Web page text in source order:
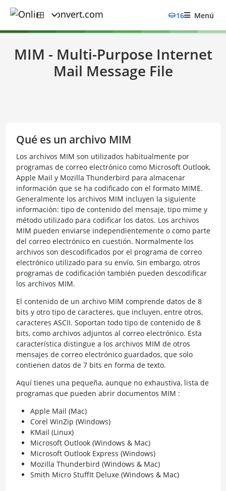
16 Menú
MIM - Multi-Purpose Internet
Mail Message File
Qué es un archivo MIM
Los archivos MIM son utilizados habitualmente por
programas de correo electrónico como Microsoft Outlook,
Apple Mail y Mozilla Thunderbird para almacenar
información que se ha codificado con el formato MIME.
Generalmente los archivos MIM incluyen la siguiente
información: tipo de contenido del mensaje, tipo mime y
método utilizado para codificar los datos. Los archivos
MIM pueden enviarse independientemente o como parte
del correo electrónico en cuestión. Normalmente los
archivos son descodificados por el programa de correo
electrónico utilizado para su envío. Sin embargo, otros
programas de codificación también pueden descodificar
los archivos MIM.
El contenido de un archivo MIM comprende datos de 8
bits y otro tipo de caracteres, que incluyen, entre otros,
caracteres ASCII. Soportan todo tipo de contenido de 8
bits, como archivos adjuntos al correo electrónico. Esta
característica distingue a los archivos MIM de otros
mensajes de correo electrónico guardados, que solo
contienen datos de 7 bits en forma de texto.
Aquí tienes una pequeña, aunque no exhaustiva, lista de
programas que pueden abrir documentos MIM :
Apple Mail (Mac)
Corel WinZip (Windows)
KMail (Linux)
Microsoft Outlook (Windows & Mac)
Microsoft Outlook Express (Windows)
Mozilla Thunderbird (Windows & Mac)
Smith Micro StuffIt Deluxe (Windows & Mac)